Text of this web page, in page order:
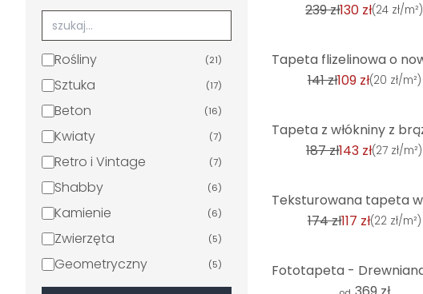
Rośliny (21)
Sztuka (17)
Beton (16)
Kwiaty (7)
Retro i Vintage (7)
Shabby (6)
Kamienie (6)
Zwierzęta (5)
Geometryczny (5)
Paski (4)
239 zł130 zł(24 zł/m²)
141 zł109 zł(20 zł/m²)
187 zł143 zł(27 zł/m²)
174 zł117 zł(22 zł/m²)